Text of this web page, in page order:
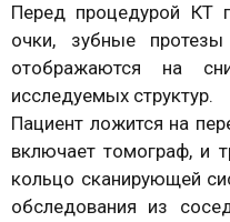
Перед процедурой КТ
очки, зубные
отображаются на
исследуемых структур.
Пациент ложится на
включает томограф, и
кольцо сканирующей
обследования из